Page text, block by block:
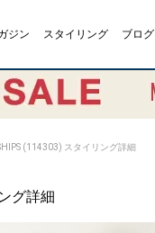
ジン スタイリング ブログ
(114303) スタイリング詳細
グ詳細